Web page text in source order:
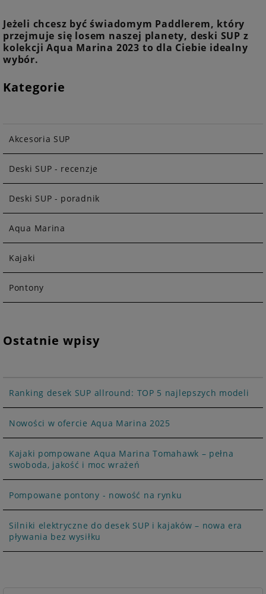
Jeżeli chcesz być świadomym Paddlerem, który
przejmuje się losem naszej planety, deski SUP z
kolekcji Aqua Marina 2023 to dla Ciebie idealny
wybór.
Kategorie
Akcesoria SUP
Deski SUP - recenzje
Deski SUP - poradnik
Aqua Marina
Kajaki
Pontony
Ostatnie wpisy
Ranking desek SUP allround: TOP 5 najlepszych modeli
Nowości w ofercie Aqua Marina 2025
Kajaki pompowane Aqua Marina Tomahawk – pełna
swoboda, jakość i moc wrażeń
Pompowane pontony - nowość na rynku
Silniki elektryczne do desek SUP i kajaków – nowa era
pływania bez wysiłku